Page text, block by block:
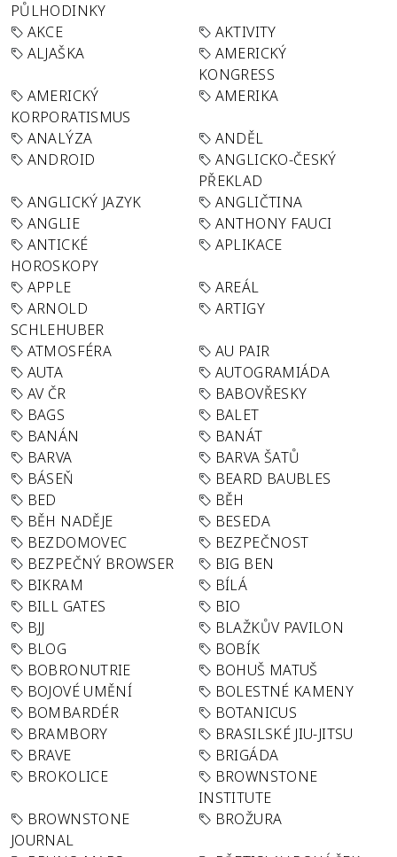
PŮLHODINKY
AKCE
AKTIVITY
ALJAŠKA
AMERICKÝ
KONGRESS
AMERICKÝ
KORPORATISMUS
AMERIKA
ANALÝZA
ANDĚL
ANDROID
ANGLICKO-ČESKÝ
PŘEKLAD
ANGLICKÝ JAZYK
ANGLIČTINA
ANGLIE
ANTHONY FAUCI
ANTICKÉ
HOROSKOPY
APLIKACE
APPLE
AREÁL
ARNOLD
SCHLEHUBER
ARTIGY
ATMOSFÉRA
AU PAIR
AUTA
AUTOGRAMIÁDA
AV ČR
BABOVŘESKY
BAGS
BALET
BANÁN
BANÁT
BARVA
BARVA ŠATŮ
BÁSEŇ
BEARD BAUBLES
BED
BĚH
BĚH NADĚJE
BESEDA
BEZDOMOVEC
BEZPEČNOST
BEZPEČNÝ BROWSER
BIG BEN
BIKRAM
BÍLÁ
BILL GATES
BIO
BJJ
BLAŽKŮV PAVILON
BLOG
BOBÍK
BOBRONUTRIE
BOHUŠ MATUŠ
BOJOVÉ UMĚNÍ
BOLESTNÉ KAMENY
BOMBARDÉR
BOTANICUS
BRAMBORY
BRASILSKÉ JIU-JITSU
BRAVE
BRIGÁDA
BROKOLICE
BROWNSTONE
INSTITUTE
BROWNSTONE
JOURNAL
BROŽURA